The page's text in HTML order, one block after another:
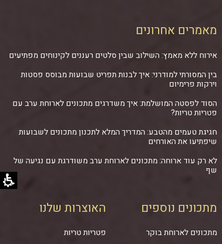
מאמרים אחרונים
אירוח ללא מאמץ: השילוב שבין סלטים רעננים לקינוחים מפתיעים
בין המסורתי למודרני: איך לבנות תפריט שבועות מבוסס פסטות
וירקות פרימיום
הסוד לפסטה המושלמת: איך משדרגים מתכונים לארוחת ערב עם
פטריות טריות?
חגיגת טעמים מהטבע: המדריך המלא לתכנון מתכונים לשבועות
שיפתיעו את האורחים
לא רק עוד ארוחה: מתכונים לארוחת ערב משודרגת עם נגיעה של
שף
מתכונים נוספים
מתכונים לארוחת בוקר
האוצרות שלנו
פטריות טריות